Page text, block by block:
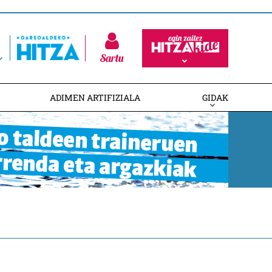
Sartu
ADIMEN ARTIFIZIALA GIDAK